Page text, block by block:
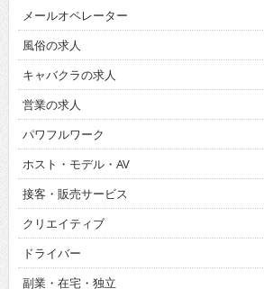
メールオペレーター
風俗の求人
キャバクラの求人
営業の求人
パワフルワーク
ホスト・モデル・AV
接客・販売サービス
クリエイティブ
ドライバー
副業・在宅・独立